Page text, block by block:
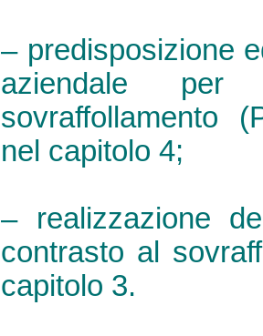
– predisposizione
aziendale
sovraffollamento
nel capitolo 4;
– realizzazione
contrasto al
capitolo 3.